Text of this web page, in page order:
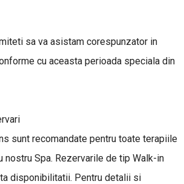
sa va asistam corespunzator in
cu aceasta perioada speciala din
sunt recomandate pentru toate terapiile
nostru Spa. Rezervarile de tip Walk-in
disponibilitatii. Pentru detalii si